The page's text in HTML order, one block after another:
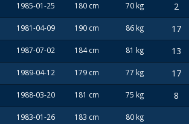
1985-01-25 180 cm 70 kg 2
1981-04-09 190 cm 86 kg 17
1987-07-02 184 cm 81 kg 13
1989-04-12 179 cm 77 kg 17
1988-03-20 181 cm 75 kg 8
1983-01-26 183 cm 80 kg